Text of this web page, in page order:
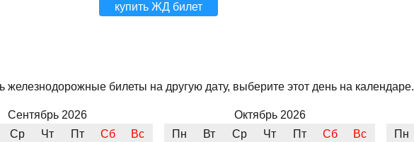
купить ЖД билет
железнодорожные билеты на другую дату, выберите этот день на календаре.
Сентябрь 2026
Ср
Чт Пт Сб
Вс
Октябрь 2026
Пн
Вт Ср Чт Пт Сб
Вс
Пн